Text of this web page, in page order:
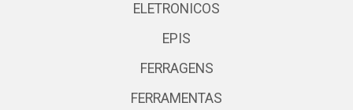
ELETRONICOS
EPIS
FERRAGENS
FERRAMENTAS